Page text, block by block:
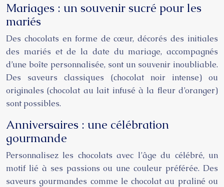
Mariages : un souvenir sucré pour les
mariés
Des chocolats en forme de cœur, décorés des initiales
des mariés et de la date du mariage, accompagnés
d’une boîte personnalisée, sont un souvenir inoubliable.
Des saveurs classiques (chocolat noir intense) ou
originales (chocolat au lait infusé à la fleur d’oranger)
sont possibles.
Anniversaires : une célébration
gourmande
Personnalisez les chocolats avec l’âge du célébré, un
motif lié à ses passions ou une couleur préférée. Des
saveurs gourmandes comme le chocolat au praliné ou